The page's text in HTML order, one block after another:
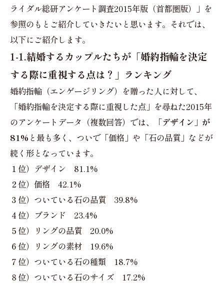
ライダル総研アンケート調査2015年版（首都圏版）」を
参照のもとご紹介していきたいと思います。それでは、
以下にご紹介します。
1-1.結婚するカップルたちが「婚約指輪を決定
する際に重視する点は？」ランキング
婚約指輪（エンゲージリング）を贈った人に対して、
「婚約指輪を決定する際に重視した点」を尋ねた2015年
のアンケートデータ（複数回答）では、
「デザイン」が
81% と最も多く、ついで「価格」や「石の品質」などが
続く形となっています。
１位）デザイン 81.1%
２位）価格 42.1%
３位）ついている石の品質 39.8%
４位）ブランド 23.4%
５位）リングの品質 20.0%
６位）リングの素材 19.6%
７位）ついている石の種類 18.7%
８位）ついている石のサイズ 17.2%